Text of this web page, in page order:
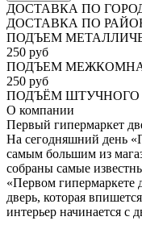
ДОСТАВКА ПО
ДОСТАВКА ПО
ПОДЪЕМ
250 руб
ПОДЪЕМ
250 руб
ПОДЪЁМ ШТУЧНОГО
О компании
Первый гипермаркет
На сегодняшний день
самым большим из
собраны самые
«Первом гипермаркете
дверь, которая
интерьер начинается с